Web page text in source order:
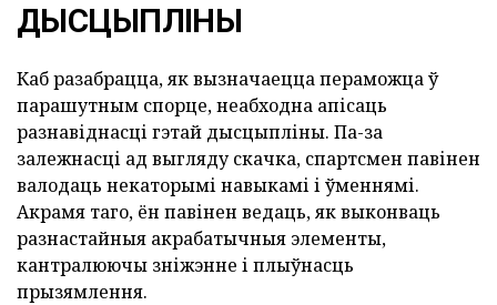
ДЫСЦЫПЛІНЫ
Каб разабрацца, як вызначаецца пераможца ў
парашутным спорце, неабходна апісаць
разнавіднасці гэтай дысцыпліны. Па-за
залежнасці ад выгляду скачка, спартсмен павінен
валодаць некаторымі навыкамі і ўменнямі.
Акрамя таго, ён павінен ведаць, як выконваць
разнастайныя акрабатычныя элементы,
кантралюючы зніжэнне і плыўнасць
прызямлення.